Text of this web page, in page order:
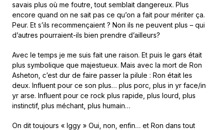
savais plus où me foutre, tout semblait dangereux. Plus
encore quand on ne sait pas ce qu’on a fait pour mériter ça.
Peur. Et s’ils recommençaient ? Non ils ne peuvent plus – qui
d’autres pourraient-ils bien prendre d’ailleurs?
Avec le temps je me suis fait une raison. Et puis le gars était
plus symbolique que majestueux. Mais avec la mort de Ron
Asheton, c’est dur de faire passer la pilule : Ron était les
deux. Influent pour ce son plus… plus porc, plus in yr face/in
yr arse. Influent pour ce rock plus rapide, plus lourd, plus
instinctif, plus méchant, plus humain…
On dit toujours « Iggy » Oui, non, enfin… et Ron dans tout